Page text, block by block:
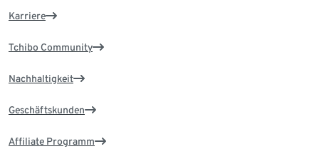
Karriere
Tchibo Community
Nachhaltigkeit
Geschäftskunden
Affiliate Programm